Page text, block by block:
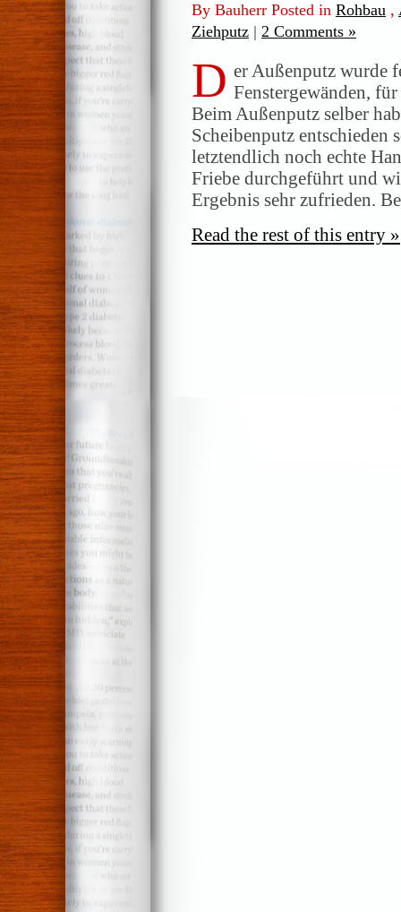
By Bauherr Posted in Rohbau ,
Ziehputz | 2 Comments »
D er Außenputz wurde
Fenstergewänden,
Beim Außenputz selber
Scheibenputz
letztendlich noch echte
Friebe durchgeführt und
Ergebnis sehr zufrieden.
Read the rest of this entry »